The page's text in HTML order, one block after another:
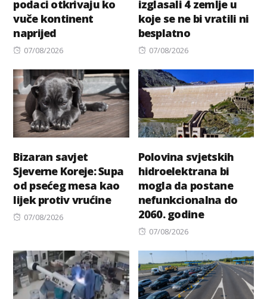
podaci otkrivaju ko
vuče kontinent
naprijed
Posted
07/08/2026
izglasali 4 zemlje u
koje se ne bi vratili ni
besplatno
Posted
07/08/2026
Bizaran savjet
Sjeverne Koreje: Supa
od psećeg mesa kao
lijek protiv vrućine
Posted
07/08/2026
Polovina svjetskih
hidroelektrana bi
mogla da postane
nefunkcionalna do
2060. godine
Posted
07/08/2026